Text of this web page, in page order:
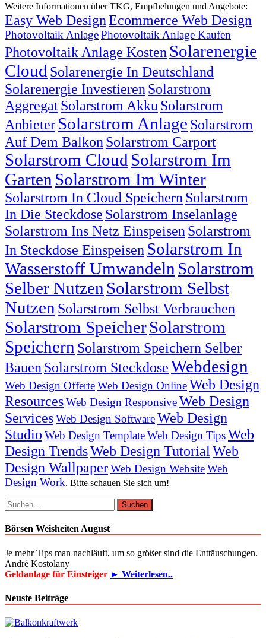
Weitere Informationen über TKG, Empfhelungen und Angebote:
Easy Web DesignEcommerce Web Design
Photovoltaik AnlagePhotovoltaik Anlage Kaufen
Photovoltaik Anlage Kosten Solarenergie
Cloud Solarenergie In Deutschland
Solarenergie Investieren Solarstrom
AggregatSolarstrom Akku Solarstrom
Anbieter Solarstrom Anlage Solarstrom
Auf Dem Balkon Solarstrom Carport
Solarstrom Cloud Solarstrom Im
Garten Solarstrom Im Winter
Solarstrom In Cloud Speichern Solarstrom
In Die Steckdose Solarstrom Inselanlage
Solarstrom Ins Netz Einspeisen Solarstrom
In Steckdose Einspeisen Solarstrom In
Wasserstoff Umwandeln Solarstrom
Selber Nutzen Solarstrom Selbst
Nutzen Solarstrom Selbst Verbrauchen
Solarstrom SpeicherSolarstrom
Speichern Solarstrom Speichern Selber
Bauen Solarstrom SteckdoseWebdesign
Web Design OfferteWeb Design OnlineWeb Design
ResourcesWeb Design ResponsiveWeb Design
ServicesWeb Design SoftwareWeb Design
Studio Web Design TemplateWeb Design TipsWeb
Design TrendsWeb Design Tutorial Web
Design WallpaperWeb Design WebsiteWeb
Design Work. Bitte schauen Sie sich um!
Suchen
nach:
Börsen Weisheiten August
Je mehr Tips man nachläuft, um so größer sind die Enttäuschungen.
André Kostolany
Geldanlage für Einsteiger ► Weiterlesen..
Neuste Beiträge